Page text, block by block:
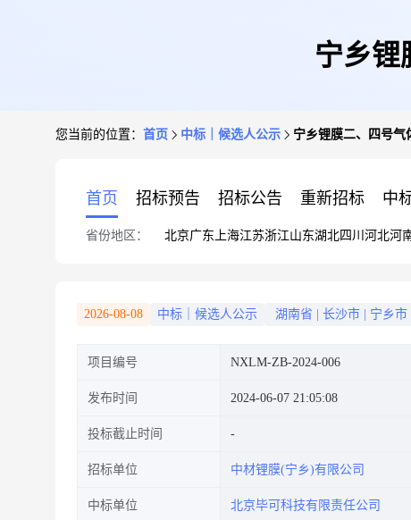
宁乡锂
您当前的位置： 首页 中标｜候选人公示 宁乡锂膜二、四号气
首页 招标预告 招标公告 重新招标 中
省份地区： 北京广东 上海江苏浙江山东湖北四川 河北河
2026-08-08 中标｜候选人公示 湖南省 长沙市 宁乡市
项目编号 NXLM-ZB-2024-006
发布时间 2024-06-07 21:05:08
投标截止时间
招标单位 中材锂膜(宁乡)有限公司
中标单位 北京毕可科技有限责任公司